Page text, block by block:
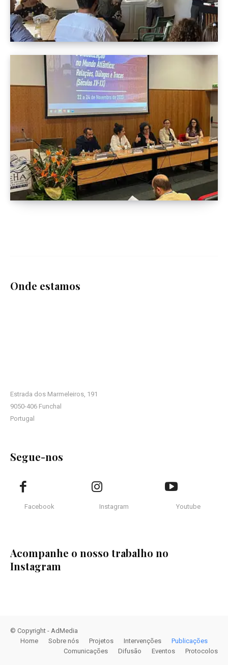
Onde estamos
Estrada dos Marmeleiros, 191
9050-406 Funchal
Portugal
Segue-nos
Facebook Instagram Youtube
Acompanhe o nosso trabalho no
Instagram
© Copyright - AdMedia
Home
Sobre nós Projetos Intervenções
Publicações
Comunicações
Difusão Eventos Protocolos